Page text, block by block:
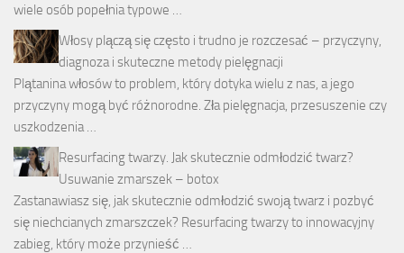
wiele osób popełnia typowe …
Włosy plączą się często i trudno je rozczesać – przyczyny,
diagnoza i skuteczne metody pielęgnacji
Plątanina włosów to problem, który dotyka wielu z nas, a jego
przyczyny mogą być różnorodne. Zła pielęgnacja, przesuszenie czy
uszkodzenia …
Resurfacing twarzy. Jak skutecznie odmłodzić twarz?
Usuwanie zmarszek – botox
Zastanawiasz się, jak skutecznie odmłodzić swoją twarz i pozbyć
się niechcianych zmarszczek? Resurfacing twarzy to innowacyjny
zabieg, który może przynieść …